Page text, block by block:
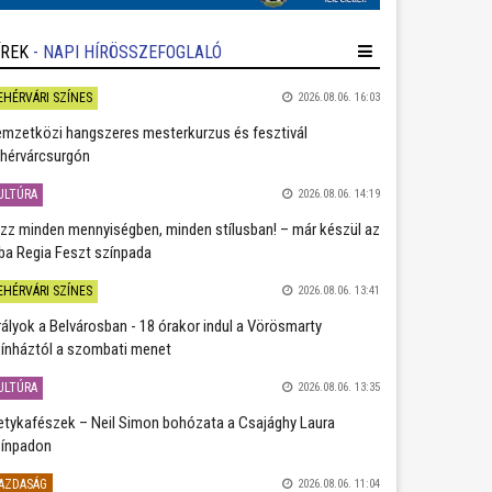
- NAPI HÍRÖSSZEFOGLALÓ
SZÍNES 2026.08.06. 16:03
hangszeres mesterkurzus és fesztivál
2026.08.06. 14:19
minden mennyiségben, minden stílusban! – már készül az
Regia Feszt színpada
SZÍNES 2026.08.06. 13:41
a Belvárosban - 18 órakor indul a Vörösmarty
a szombati menet
2026.08.06. 13:35
– Neil Simon bohózata a Csajághy Laura
2026.08.06. 11:04